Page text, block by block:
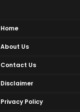
Home
About Us
Contact Us
Disclaimer
Privacy Policy